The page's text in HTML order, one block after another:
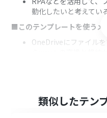
動化したいと考えてい
■このテンプレートを使うメ
OneDriveにファイル
■フローボットの流れ
類似したテン